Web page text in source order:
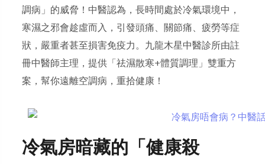
調病」的威脅！中醫認為，長時間處於冷氣環境中，
寒濕之邪會趁虛而入，引發頭痛、關節痛、疲勞等症
狀，嚴重者甚至損害免疫力。九龍木星中醫診所由註
冊中醫師主理，提供「祛濕散寒+體質調理」雙重方
案，幫你遠離空調病，重拾健康！
冷氣房暗藏的「健康殺